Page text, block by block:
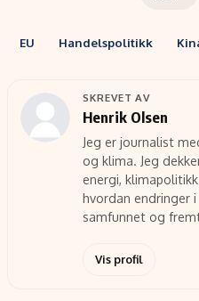
EU Handelspolitikk
SKREVET AV
Henrik Olsen
Jeg er journalist
og klima. Jeg
energi,
hvordan endringer
samfunnet og
Vis profil